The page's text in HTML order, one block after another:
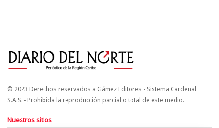
© 2023 Derechos reservados a Gámez Editores - Sistema Cardenal
S.A.S. - Prohibida la reproducción parcial o total de este medio.
Nuestros sitios